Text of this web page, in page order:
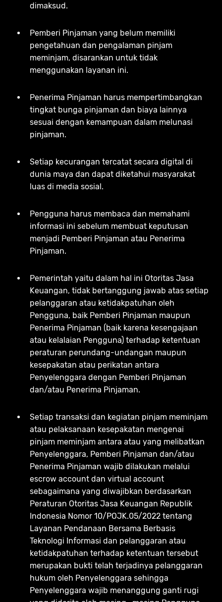
dimaksud.
Pemberi Pinjaman yang belum memiliki
pengetahuan dan pengalaman pinjam
meminjam, disarankan untuk tidak
menggunakan layanan ini.
Penerima Pinjaman harus mempertimbangkan
tingkat bunga pinjaman dan biaya lainnya
sesuai dengan kemampuan dalam melunasi
pinjaman.
Setiap kecurangan tercatat secara digital di
dunia maya dan dapat diketahui masyarakat
luas di media sosial.
Pengguna harus membaca dan memahami
informasi ini sebelum membuat keputusan
menjadi Pemberi Pinjaman atau Penerima
Pinjaman.
Pemerintah yaitu dalam hal ini Otoritas Jasa
Keuangan, tidak bertanggung jawab atas setiap
pelanggaran atau ketidakpatuhan oleh
Pengguna, baik Pemberi Pinjaman maupun
Penerima Pinjaman (baik karena kesengajaan
atau kelalaian Pengguna) terhadap ketentuan
peraturan perundang-undangan maupun
kesepakatan atau perikatan antara
Penyelenggara dengan Pemberi Pinjaman
dan/atau Penerima Pinjaman.
Setiap transaksi dan kegiatan pinjam meminjam
atau pelaksanaan kesepakatan mengenai
pinjam meminjam antara atau yang melibatkan
Penyelenggara, Pemberi Pinjaman dan/atau
Penerima Pinjaman wajib dilakukan melalui
escrow account dan virtual account
sebagaimana yang diwajibkan berdasarkan
Peraturan Otoritas Jasa Keuangan Republik
Indonesia Nomor 10/POJK.05/2022 tentang
Layanan Pendanaan Bersama Berbasis
Teknologi Informasi dan pelanggaran atau
ketidakpatuhan terhadap ketentuan tersebut
merupakan bukti telah terjadinya pelanggaran
hukum oleh Penyelenggara sehingga
Penyelenggara wajib menanggung ganti rugi